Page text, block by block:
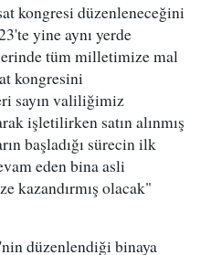
kongresi düzenleneceğini
yine aynı yerde
tüm milletimize mal
kongresini
sayın valiliğimiz
işletilirken satın alınmış
başladığı sürecin ilk
eden bina asli
kazandırmış olacak"
düzenlendiği binaya